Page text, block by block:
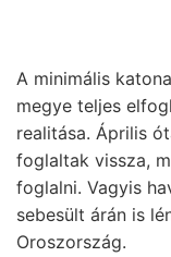
A minimális
megye teljes
realitása. Április
foglaltak vissza,
foglalni. Vagyis
sebesült árán is
Oroszország.